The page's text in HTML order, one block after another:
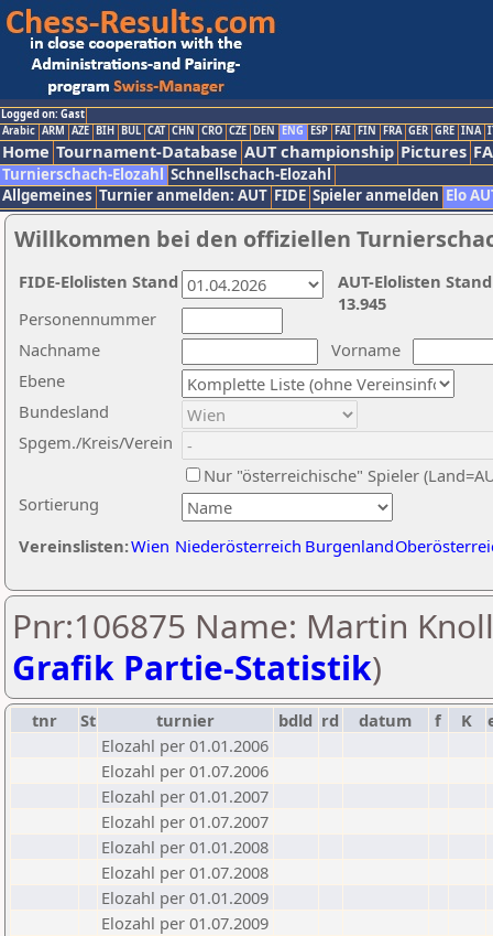
Logged on: Gast
Arabic ARM AZE BIH BUL CAT CHN CRO CZE DEN ENG ESP FAI FIN FRA GER GRE INA
Home Tournament-Database AUT championship Pictures
Turnierschach-Elozahl Schnellschach-Elozahl
Allgemeines Turnier anmelden: AUT FIDE Spieler anmelden Elo
Willkommen bei den offiziellen
Nachname
Vorname
Ebene
Sortierung
Personennummer
Bundesland
Spgem./Kreis/Verein
Nur "österreichische" Spieler
Vereinslisten:Wien Niederösterreich Burgenland
AUT-Elolisten
13.945
FIDE-Elolisten Stand
Pnr:106875 Name: Martin
Grafik Partie-Statistik)
tnr St turnier bdld rd datum f K
Elozahl per 01.01.2006
Elozahl per 01.07.2006
Elozahl per 01.01.2007
Elozahl per 01.07.2007
Elozahl per 01.01.2008
Elozahl per 01.07.2008
Elozahl per 01.01.2009
Elozahl per 01.07.2009